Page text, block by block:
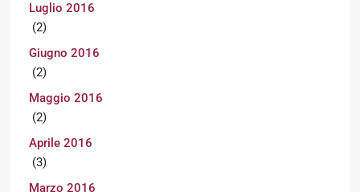
Luglio 2016
(2)
Giugno 2016
(2)
Maggio 2016
(2)
Aprile 2016
(3)
Marzo 2016